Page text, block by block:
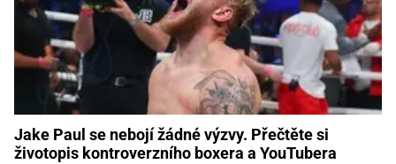
Jake Paul se nebojí žádné výzvy. Přečtěte si
životopis kontroverzního boxera a YouTubera